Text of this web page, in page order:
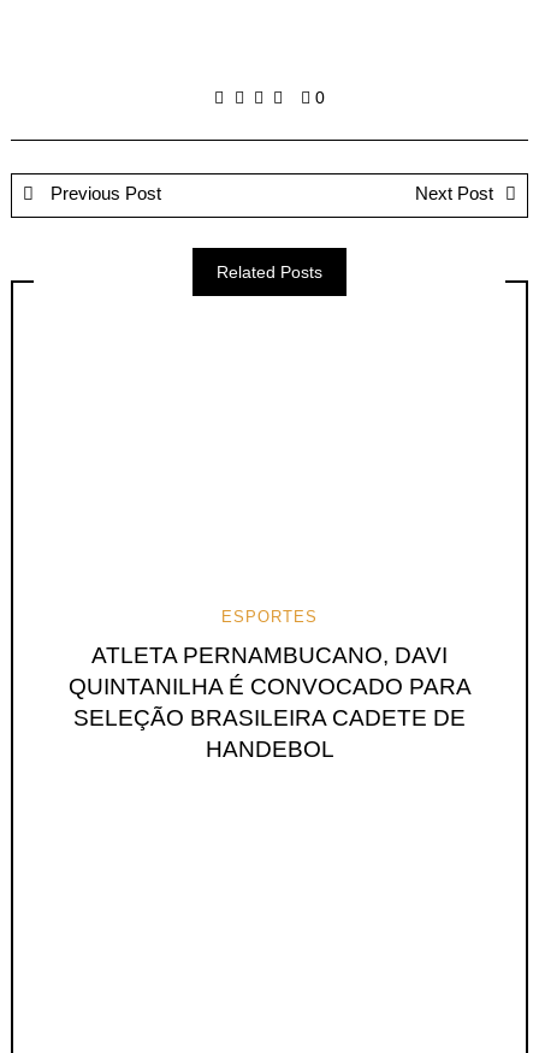
0
Previous Post Next Post
Related Posts
ESPORTES
ATLETA PERNAMBUCANO, DAVI
QUINTANILHA É CONVOCADO PARA
SELEÇÃO BRASILEIRA CADETE DE
HANDEBOL